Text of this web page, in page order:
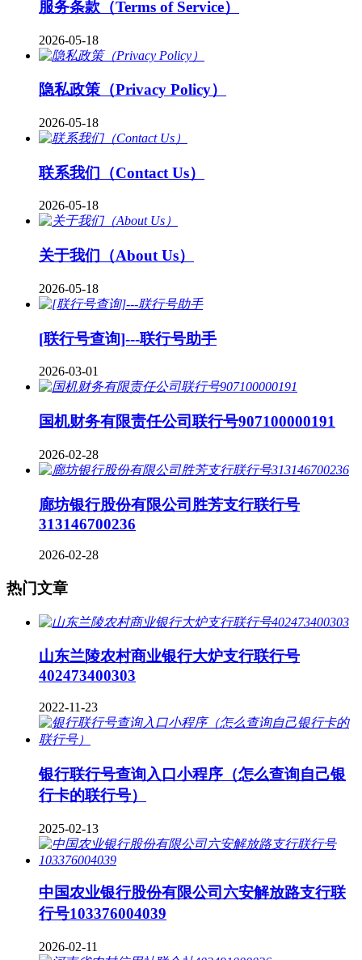
服务条款（Terms of Service）
2026-05-18
隐私政策（Privacy Policy）
2026-05-18
联系我们（Contact Us）
2026-05-18
关于我们（About Us）
2026-05-18
[联行号查询]---联行号助手
2026-03-01
国机财务有限责任公司联行号907100000191
2026-02-28
廊坊银行股份有限公司胜芳支行联行号
313146700236
2026-02-28
热门文章
山东兰陵农村商业银行大炉支行联行号
402473400303
2022-11-23
银行联行号查询入口小程序（怎么查询自己银
行卡的联行号）
2025-02-13
中国农业银行股份有限公司六安解放路支行联
行号103376004039
2026-02-11